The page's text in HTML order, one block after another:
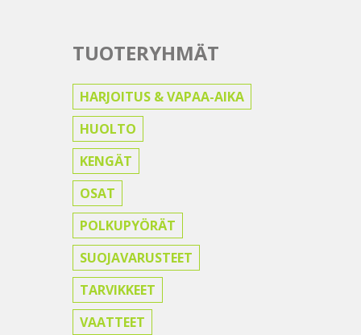
TUOTERYHMÄT
HARJOITUS & VAPAA-AIKA
HUOLTO
KENGÄT
OSAT
POLKUPYÖRÄT
SUOJAVARUSTEET
TARVIKKEET
VAATTEET